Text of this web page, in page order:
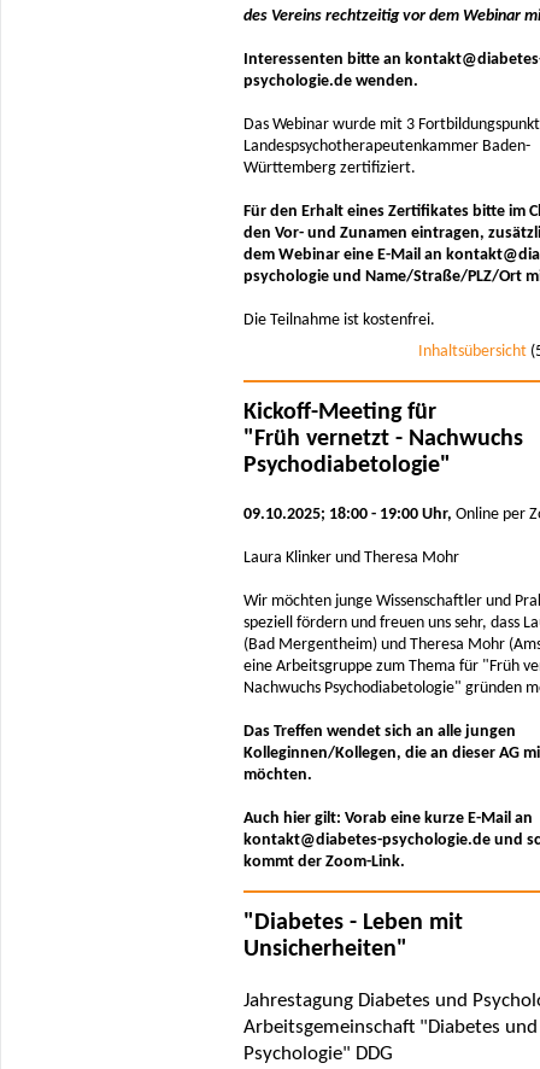
des Vereins rechtzeitig vor dem Webinar
Interessenten bitte an
psychologie.de wenden.
Das Webinar wurde mit 3
Landespsychotherapeutenkammer Baden-
Württemberg zertifiziert.
Für den Erhalt eines Zertifikates bitte im
den Vor- und Zunamen eintragen,
dem Webinar eine E-Mail an
psychologie und Name/Straße/PLZ/Ort
Die Teilnahme ist kostenfrei.
Inhaltsübersicht
Kickoff-Meeting für
"Früh vernetzt - Nachwuchs
Psychodiabetologie"
09.10.2025; 18:00 - 19:00 Uhr, Online per
Laura Klinker und Theresa Mohr
Wir möchten junge Wissenschaftler und
speziell fördern und freuen uns sehr, dass
(Bad Mergentheim) und Theresa Mohr
eine Arbeitsgruppe zum Thema für "Früh
Nachwuchs Psychodiabetologie" gründen
Das Treffen wendet sich an alle jungen
Kolleginnen/Kollegen, die an dieser AG
möchten.
Auch hier gilt: Vorab eine kurze E-Mail an
kontakt@diabetes-psychologie.de und
kommt der Zoom-Link.
"Diabetes - Leben mit
Unsicherheiten"
Jahrestagung Diabetes und
Arbeitsgemeinschaft "Diabetes und
Psychologie" DDG